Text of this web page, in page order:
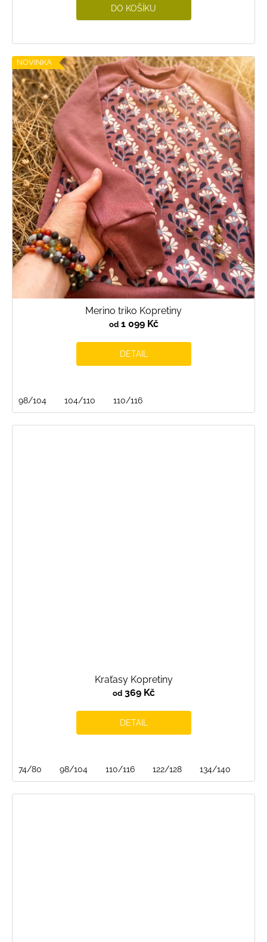
DO KOŠÍKU
NOVINKA
Merino triko Kopretiny
od1 099 Kč
DETAIL
98/104 104/110 110/116
Kraťasy Kopretiny
od369 Kč
DETAIL
74/80 98/104 110/116 122/128 134/140